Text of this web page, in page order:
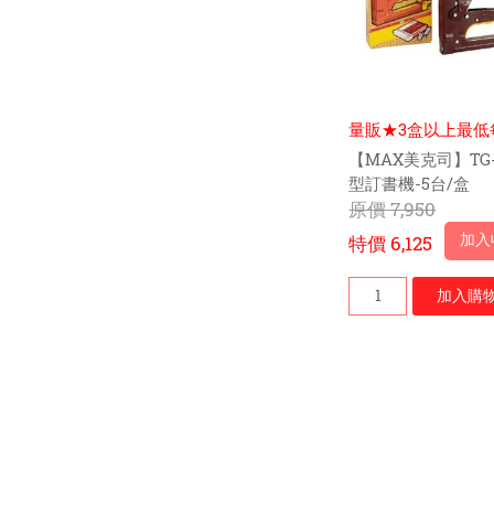
量販★3盒以上最低
$1169元
【MAX美克司】
型訂書機-5台/盒
原價7,950
特價 6,125 加
加入購